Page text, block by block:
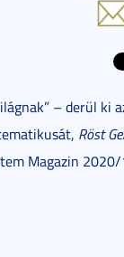
– derül ki
Röst
Magazin 2020/